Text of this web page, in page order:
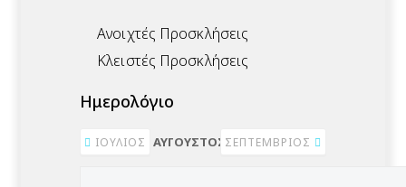
Ανοιχτές Προσκλήσεις
Κλειστές Προσκλήσεις
Ημερολόγιο
ΙΟΎΛΙΟΣ ΑΎΓΟΥΣΤΟΣ 2026ΣΕΠΤΈΜΒΡΙΟΣ